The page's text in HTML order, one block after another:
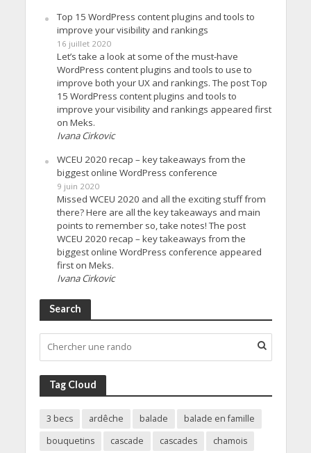
Top 15 WordPress content plugins and tools to
improve your visibility and rankings
16 juillet 2020
Let’s take a look at some of the must-have
WordPress content plugins and tools to use to
improve both your UX and rankings. The post Top
15 WordPress content plugins and tools to
improve your visibility and rankings appeared first
on Meks.
Ivana Cirkovic
WCEU 2020 recap – key takeaways from the
biggest online WordPress conference
9 juin 2020
Missed WCEU 2020 and all the exciting stuff from
there? Here are all the key takeaways and main
points to remember so, take notes! The post
WCEU 2020 recap – key takeaways from the
biggest online WordPress conference appeared
first on Meks.
Ivana Cirkovic
Search
Tag Cloud
3 becs ardêche balade
balade en famille
bouquetins
cascade cascades
chamois